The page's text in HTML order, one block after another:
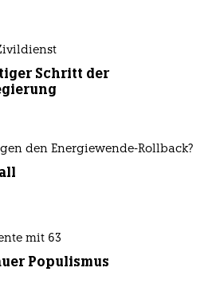
Schritt der
den Energiewende-Rollback?
mit 63
Populismus